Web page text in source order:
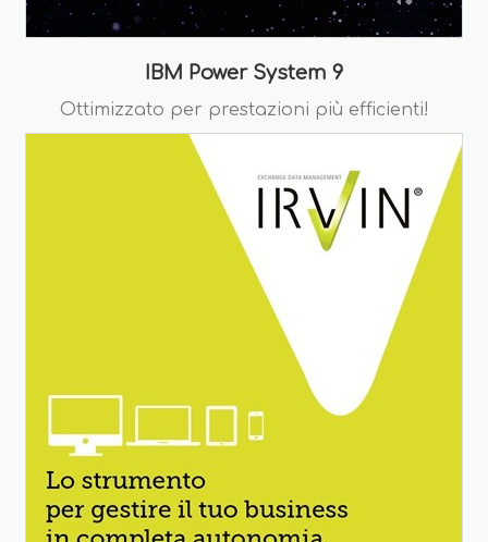
IBM Power System 9
Ottimizzato per prestazioni più efficienti!